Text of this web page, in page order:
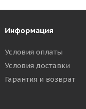
Информация
Условия оплаты
Условия доставки
Гарантия и возврат